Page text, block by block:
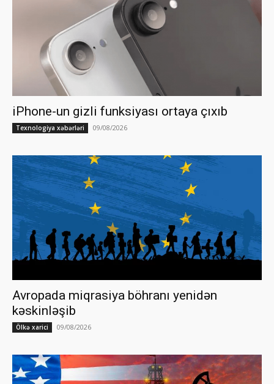
iPhone-un gizli funksiyası ortaya çıxıb
Texnologiya xəbərləri 09/08/2026
Avropada miqrasiya böhranı yenidən
kəskinləşib
Ölkə xarici 09/08/2026